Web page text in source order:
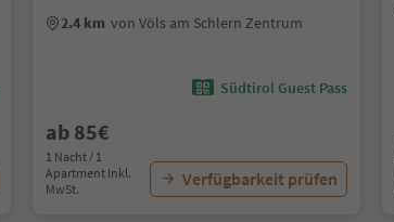
2.4 km von Völs am Schlern Zentrum
Südtirol Guest Pass
ab 85€
1 Nacht / 1
Apartment Inkl.
MwSt.
Verfügbarkeit prüfen